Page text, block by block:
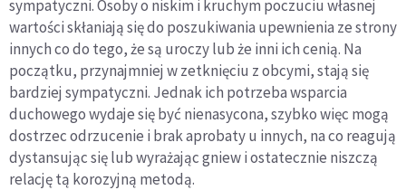
sympatyczni. Osoby o niskim i kruchym poczuciu własnej
wartości skłaniają się do poszukiwania upewnienia ze strony
innych co do tego, że są uroczy lub że inni ich cenią. Na
początku, przynajmniej w zetknięciu z obcymi, stają się
bardziej sympatyczni. Jednak ich potrzeba wsparcia
duchowego wydaje się być nienasycona, szybko więc mogą
dostrzec odrzucenie i brak aprobaty u innych, na co reagują
dystansując się lub wyrażając gniew i ostatecznie niszczą
relację tą korozyjną metodą.